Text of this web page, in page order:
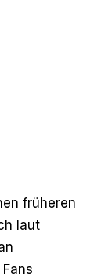
früheren
laut